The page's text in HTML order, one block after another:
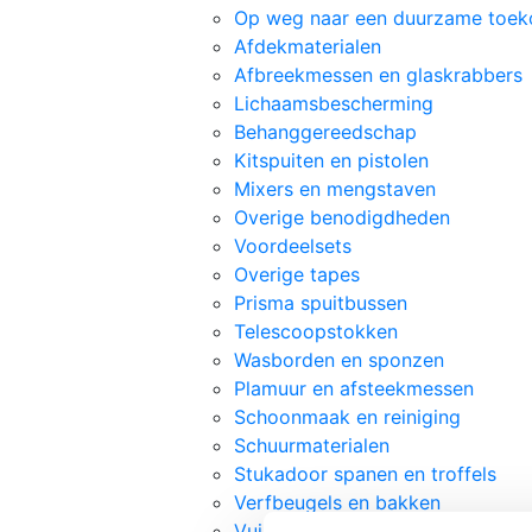
Op weg naar een duurzame
Afdekmaterialen
Afbreekmessen en glaskrabbers
Lichaamsbescherming
Behanggereedschap
Kitspuiten en pistolen
Mixers en mengstaven
Overige benodigdheden
Voordeelsets
Overige tapes
Prisma spuitbussen
Telescoopstokken
Wasborden en sponzen
Plamuur en afsteekmessen
Schoonmaak en reiniging
Schuurmaterialen
Stukadoor spanen en troffels
Verfbeugels en bakken